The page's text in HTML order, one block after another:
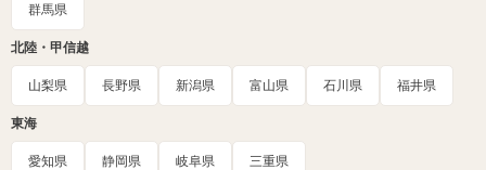
群馬県
北陸・甲信越
山梨県 長野県 新潟県 富山県 石川県 福井県
東海
愛知県 静岡県 岐阜県 三重県